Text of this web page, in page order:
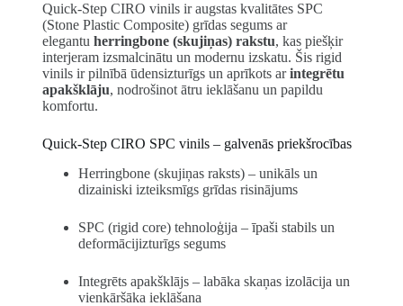
Quick-Step CIRO vinils ir augstas kvalitātes SPC
(Stone Plastic Composite) grīdas segums ar
elegantu herringbone (skujiņas) rakstu, kas piešķir
interjeram izsmalcinātu un modernu izskatu. Šis rigid
vinils ir pilnībā ūdensizturīgs un aprīkots arintegrētu
apakšklāju, nodrošinot ātru ieklāšanu un papildu
komfortu.
Quick-Step CIRO SPC vinils – galvenās priekšrocības
Herringbone (skujiņas raksts) – unikāls un
dizainiski izteiksmīgs grīdas risinājums
SPC (rigid core) tehnoloģija – īpaši stabils un
deformācijizturīgs segums
Integrēts apakšklājs – labāka skaņas izolācija un
vienkāršāka ieklāšana